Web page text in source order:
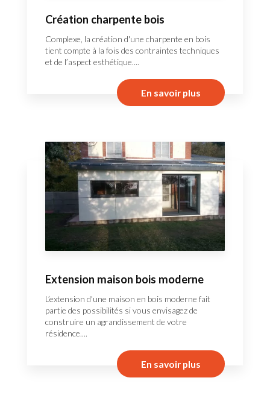
Création charpente bois
Complexe, la création d'une charpente en bois
tient compte à la fois des contraintes techniques
et de l’aspect esthétique....
En savoir plus
Extension maison bois moderne
L’extension d'une maison en bois moderne fait
partie des possibilités si vous envisagez de
construire un agrandissement de votre
résidence....
En savoir plus